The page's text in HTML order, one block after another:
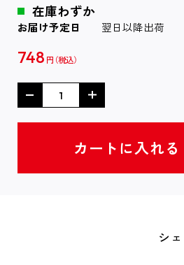
在庫わずか
お届け予定日 翌日以降出荷
748 円
シ